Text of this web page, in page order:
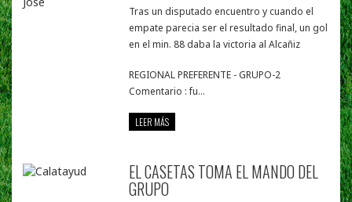
Tras un disputado encuentro y cuando el
empate parecia ser el resultado final, un gol
en el min. 88 daba la victoria al Alcañiz
REGIONAL PREFERENTE - GRUPO-2
Comentario : fu...
LEER MÁS
EL CASETAS TOMA EL MANDO DEL
GRUPO